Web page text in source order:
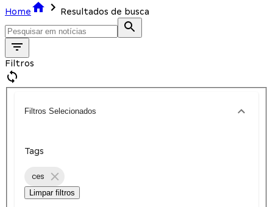
Home
Resultados de busca
Filtros
Filtros Selecionados
Tags
ces
Limpar filtros